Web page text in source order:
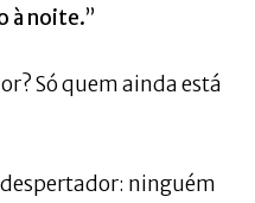
à noite.”
Só quem ainda está
ninguém